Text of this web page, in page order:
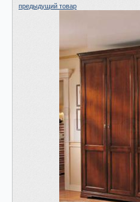
предыдущий товар